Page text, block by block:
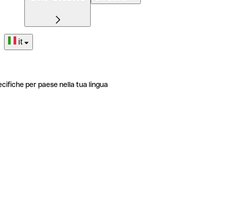
it
per paese nella tua lingua